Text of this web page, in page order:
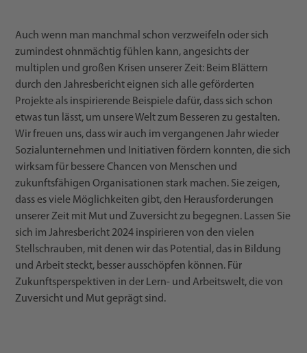
Auch wenn man manchmal schon verzweifeln oder sich
zumindest ohnmächtig fühlen kann, angesichts der
multiplen und großen Krisen unserer Zeit: Beim Blättern
durch den Jahresbericht eignen sich alle geförderten
Projekte als inspirierende Beispiele dafür, dass sich schon
etwas tun lässt, um unsere Welt zum Besseren zu gestalten.
Wir freuen uns, dass wir auch im vergangenen Jahr wieder
Sozialunternehmen und Initiativen fördern konnten, die sich
wirksam für bessere Chancen von Menschen und
zukunftsfähigen Organisationen stark machen. Sie zeigen,
dass es viele Möglichkeiten gibt, den Herausforderungen
unserer Zeit mit Mut und Zuversicht zu begegnen. Lassen Sie
sich im Jahresbericht 2024 inspirieren von den vielen
Stellschrauben, mit denen wir das Potential, das in Bildung
und Arbeit steckt, besser ausschöpfen können. Für
Zukunftsperspektiven in der Lern- und Arbeitswelt, die von
Zuversicht und Mut geprägt sind.